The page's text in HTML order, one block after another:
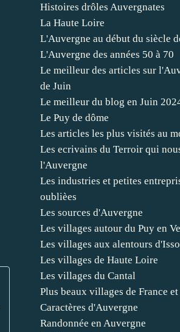
Histoires drôles Auvergnates
La Haute Loire
L'Auvergne au début du siècle
L'Auvergne des années 50 à 70
Le meilleur des articles sur
de Juin
Le meilleur du blog en Juin
Le Puy de dôme
Les articles les plus visités au
Les ecrivains du Terroir qui
l'Auvergne
Les industries et petites
oublièes
Les sources d'Auvergne
Les villages autour du Puy en
Les villages aux alentours
Les villages de Haute Loire
Les villages du Cantal
Plus beaux villages de France
Caractères d'Auvergne
Randonnée en Auvergne